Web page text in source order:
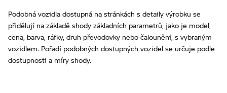
Podobná vozidla dostupná na stránkách s detaily výrobku se
přidělují na základě shody základních parametrů, jako je model,
cena, barva, ráfky, druh převodovky nebo čalounění, s vybraným
vozidlem. Pořadí podobných dostupných vozidel se určuje podle
dostupnosti a míry shody.